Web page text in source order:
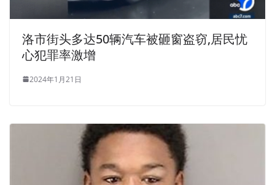
洛市街头多达50辆汽车被砸窗盗窃,居民忧
心犯罪率激增
2024年1月21日